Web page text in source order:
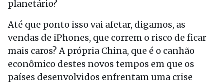
planetário?
Até que ponto isso vai afetar, digamos, as
vendas de iPhones, que correm o risco de ficar
mais caros? A própria China, que é o canhão
econômico destes novos tempos em que os
países desenvolvidos enfrentam uma crise